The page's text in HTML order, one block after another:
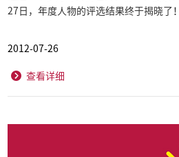
27日，年度人物的评选结果终于揭晓了！
2012-07-26
查看详细